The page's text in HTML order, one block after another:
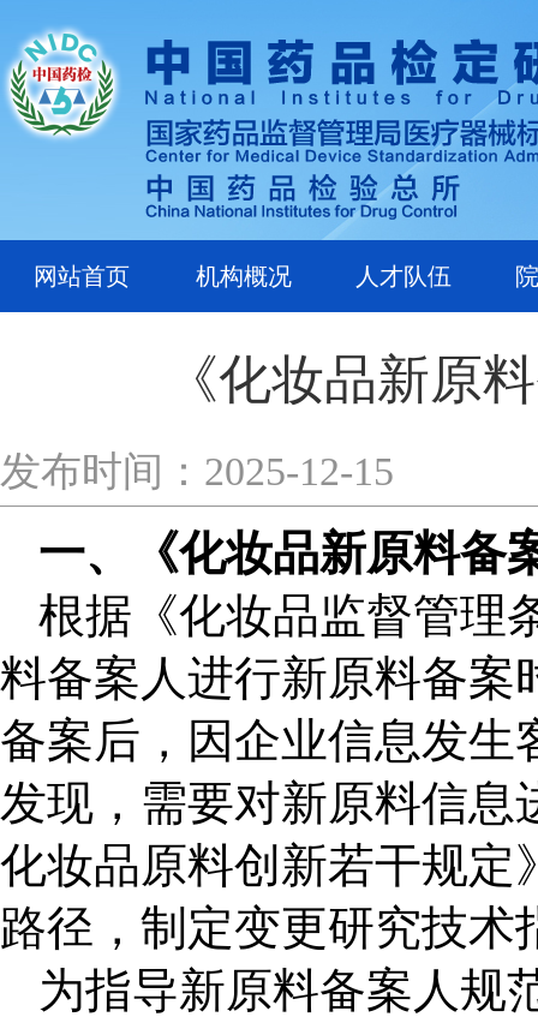
网站首页 机构概况 人才队伍
《化妆品新原
发布时间：2025-12-15
一、《化妆品新原料备
根据《化妆品监督管理
料备案人进行新原料备案
备案后，因企业信息发生
发现，需要对新原料信息
化妆品原料创新若干规定
路径，制定变更研究技术
为指导新原料备案人规